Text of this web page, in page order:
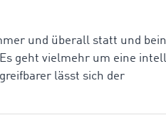
und überall statt und
geht vielmehr um eine
lässt sich der